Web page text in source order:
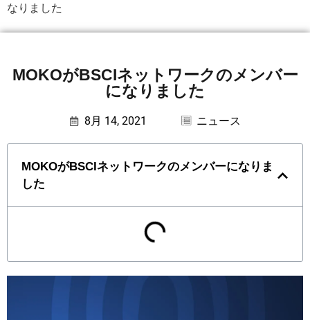
なりました
MOKOがBSCIネットワークのメンバー
になりました
8月 14, 2021 ニュース
MOKOがBSCIネットワークのメンバーになりま
した